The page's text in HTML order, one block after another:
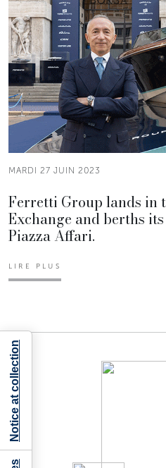
MARDI 27 JUIN 2023
Ferretti Group lands in
Exchange and berths
Piazza Affari.
LIRE PLUS
Notice at collection